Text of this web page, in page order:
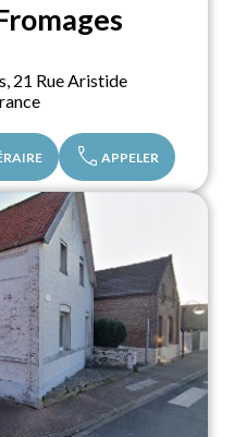
21 Rue Aristide
call APPELER